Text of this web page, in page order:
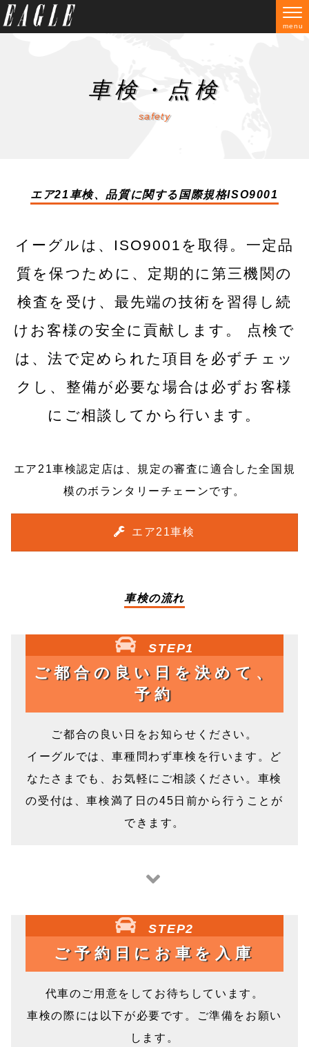
menu
車検・点検
safety
エア21車検、品質に関する国際規格ISO9001
イーグルは、ISO9001を取得。一定品
質を保つために、定期的に第三機関の
検査を受け、最先端の技術を習得し続
けお客様の安全に貢献します。 点検で
は、法で定められた項目を必ずチェッ
クし、整備が必要な場合は必ずお客様
にご相談してから行います。
エア21車検認定店は、規定の審査に適合した全国規
模のボランタリーチェーンです。
エア21車検
車検の流れ
STEP1
ご都合の良い日を決めて、
予約
ご都合の良い日をお知らせください。
イーグルでは、車種問わず車検を行います。ど
なたさまでも、お気軽にご相談ください。車検
の受付は、車検満了日の45日前から行うことが
できます。
STEP2
ご予約日にお車を入庫
代車のご用意をしてお待ちしています。
車検の際には以下が必要です。ご準備をお願い
します。